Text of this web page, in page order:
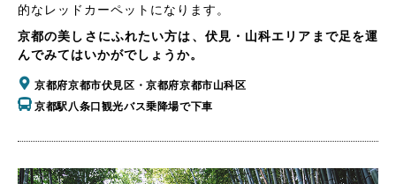
的なレッドカーペットになります。
京都の美しさにふれたい方は、伏見・山科エリアまで足を運
んでみてはいかがでしょうか。
京都府京都市伏見区・京都府京都市山科区
京都駅八条口観光バス乗降場で下車